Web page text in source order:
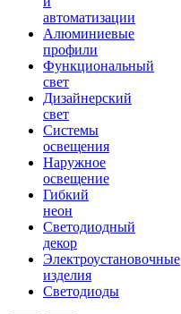
автоматизации
Алюминиевые
профили
Функциональный
свет
Дизайнерский
свет
Системы
освещения
Наружное
освещение
Гибкий
неон
Светодиодный
декор
Электроустановочные
изделия
Светодиоды